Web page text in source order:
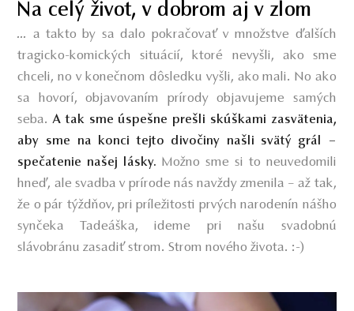
Na celý život, v dobrom aj v zlom
... a takto by sa dalo pokračovať v množstve ďalších
tragicko-komických situácií, ktoré nevyšli, ako sme
chceli, no v konečnom dôsledku vyšli, ako mali. No ako
sa hovorí, objavovaním prírody objavujeme samých
seba.A tak sme úspešne prešli skúškami zasvätenia,
aby sme na konci tejto divočiny našli svätý grál –
spečatenie našej lásky.Možno sme si to neuvedomili
hneď, ale svadba v prírode nás navždy zmenila – až tak,
že o pár týždňov, pri príležitosti prvých narodenín nášho
synčeka Tadeáška, ideme pri našu svadobnú
slávobránu zasadiť strom. Strom nového života. :-)